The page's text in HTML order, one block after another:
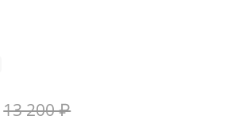
13 200 ₽